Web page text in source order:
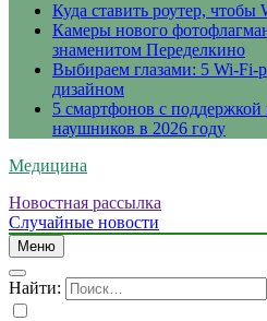
Куда ставить роутер, чтобы
Камеры нового
знаменитом Переделкино
Выбираем глазами: 5 Wi-Fi-
дизайном
5 смартфонов с
наушников в 2026 году
Медицина
Новостная рассылка
Случайные новости
Меню
Найти: